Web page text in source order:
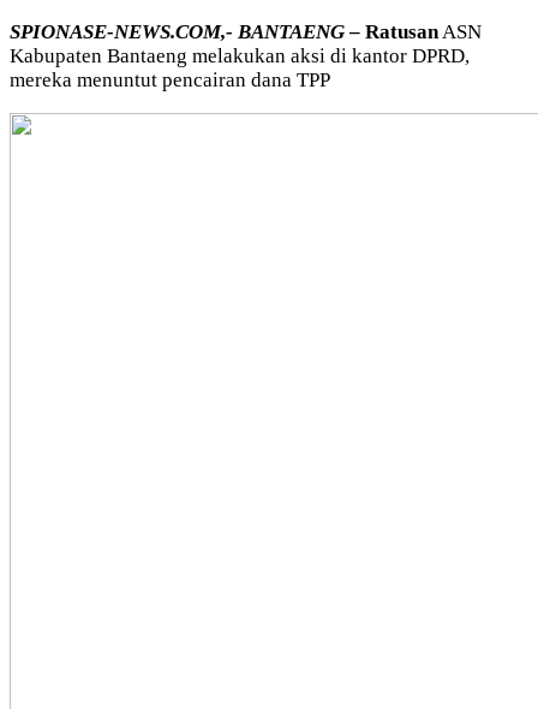
SPIONASE-NEWS.COM,- BANTAENG– RatusanASN
Kabupaten Bantaeng melakukan aksi di kantor DPRD,
mereka menuntut pencairan dana TPP